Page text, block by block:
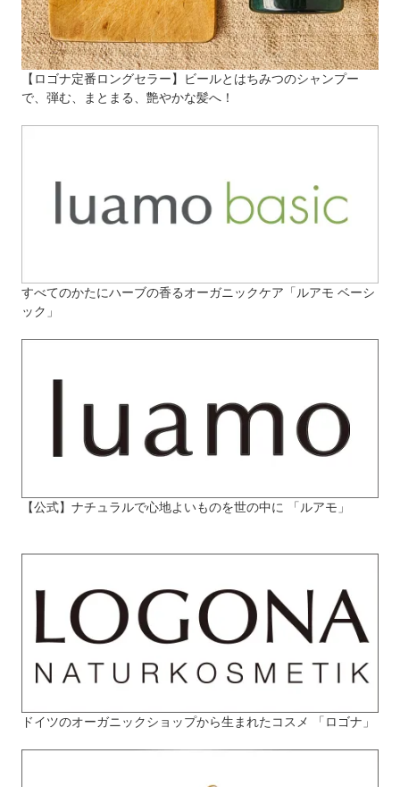
【ロゴナ定番ロングセラー】ビールとはちみつのシャンプー
で、弾む、まとまる、艶やかな髪へ！
すべてのかたにハーブの香るオーガニックケア「ルアモ ベーシ
ック」
【公式】ナチュラルで心地よいものを世の中に 「ルアモ」
ドイツのオーガニックショップから生まれたコスメ 「ロゴナ」